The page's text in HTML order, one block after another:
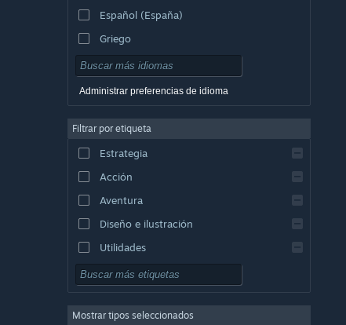
Español (España)
Griego
Administrar preferencias de idioma
Filtrar por etiqueta
Estrategia
Acción
Aventura
Diseño e ilustración
Utilidades
Free to Play
Multijugador masivo
Mostrar tipos seleccionados